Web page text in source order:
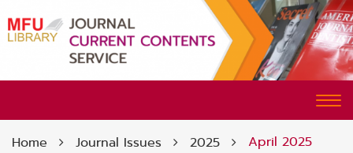
CURRENT CONTENTS SERVICE
Home Journal Issues 2025 April 2025